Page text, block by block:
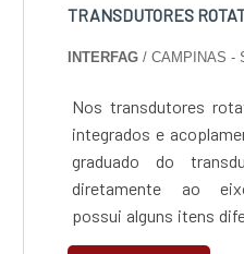
TRANSDUTORES
INTERFAG / CAMPINAS -
Nos transdutores
integrados e
graduado do
diretamente ao
possui alguns itens
aos usuários.